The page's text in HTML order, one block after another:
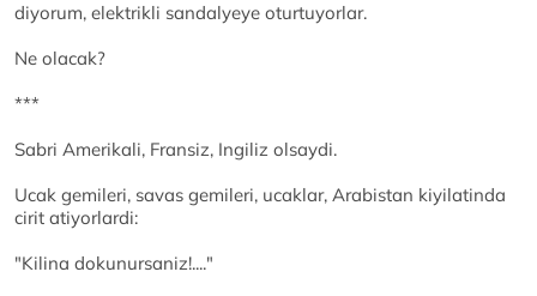
diyorum, elektrikli sandalyeye oturtuyorlar.
Ne olacak?
***
Sabri Amerikali, Fransiz, Ingiliz olsaydi.
Ucak gemileri, savas gemileri, ucaklar, Arabistan kiyilatinda
cirit atiyorlardi:
"Kilina dokunursaniz!...."